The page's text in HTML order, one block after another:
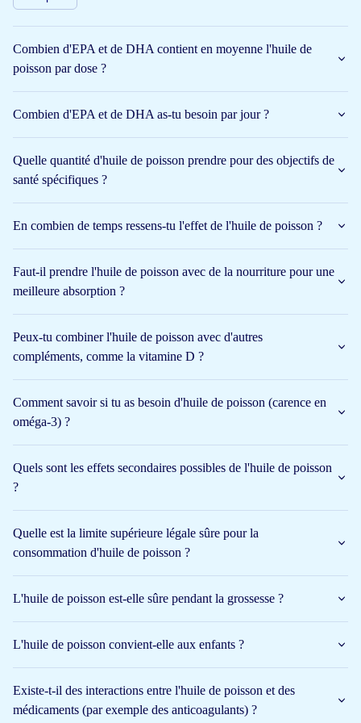
Arctic Blue huile de poisson ; le spécialiste des compléments
d'huile de poisson avec des principes.
Arctic Blue propose désormais 8 produits à base d'huile de
poisson, avec ou sans vitamine D, en capsule ou liquide.
Qu'est-ce que l'huile de poisson ?
composition et des ingrédients de l'huile de poisson.
Qu'est-ce que l'huile de poisson au juste et dans quoi la
trouve-t-on ?L'huile de poisson est une source importante
plus importants sont l'ALA provenant des huiles végétales et des
noix, ainsi que l'EPA et le DHA provenant du poisson gras ou
Ces acides gras sont dits essentiels, car notre corps ne peut pas ou
peu les produire lui-même. Nous devons les puiser dans notre
alimentation.
Le poisson gras ou une bonne huile de poisson contient donc
suffisamment de ces deux substances. L'huile de poisson oméga-3
Quand cela est bien fait, le goût de l'huile de poisson est parfait et
Bluese distingue ici.
Arctic Blue propose aussi de l'huile de poisson avec vitamine D.
Les deux sont des graisses, ce qui les rend idéales à prendre
ensemble.
aussi une carence en vitamine D. L'utilisation d'huile de poisson
avec vitamine D atteint donc un pic en hiver.
L'huile de poisson, pourquoi ?
Combien d'EPA et de DHA contient en moyenne l'huile de
poisson par dose ?
Combien d'EPA et de DHA as-tu besoin par jour ?
Quelle quantité d'huile de poisson prendre pour des objectifs de
santé spécifiques ?
En combien de temps ressens-tu l'effet de l'huile de poisson ?
Faut-il prendre l'huile de poisson avec de la nourriture pour une
meilleure absorption ?
Peux-tu combiner l'huile de poisson avec d'autres
compléments, comme la vitamine D ?
Comment savoir si tu as besoin d'huile de poisson (carence en
oméga-3) ?
Quels sont les effets secondaires possibles de l'huile de poisson
?
Quelle est la limite supérieure légale sûre pour la
consommation d'huile de poisson ?
L'huile de poisson est-elle sûre pendant la grossesse ?
L'huile de poisson convient-elle aux enfants ?
Existe-t-il des interactions entre l'huile de poisson et des
médicaments (par exemple des anticoagulants) ?